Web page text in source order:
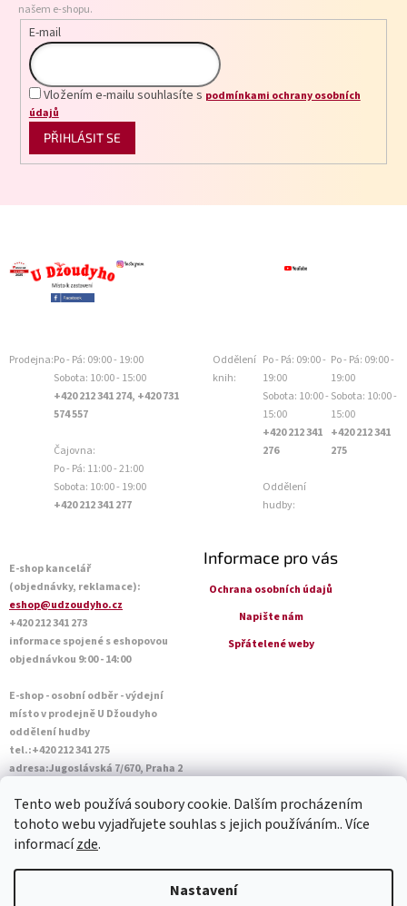
Tento web používá soubory cookie. Dalším procházením
tohoto webu vyjadřujete souhlas s jejich používáním.. Více
informacízde.
Nastavení
našem e-shopu.
E-mail
Vložením e-mailu souhlasíte s podmínkami ochrany osobních
údajů
PŘIHLÁSIT SE
Prodejna:Po - Pá: 09:00 - 19:00
Sobota: 10:00 - 15:00
+420 212 341 274, +420 731
574 557
Čajovna:
Po - Pá: 11:00 - 21:00
Sobota: 10:00 - 19:00
+420 212 341 277
Oddělení
knih:
Po - Pá: 09:00 -
19:00
Sobota: 10:00 -
15:00
+420 212 341
276
Oddělení
hudby:
Po - Pá: 09:00 -
19:00
Sobota: 10:00 -
15:00
+420 212 341
275
E-shop kancelář
(objednávky, reklamace):
eshop@udzoudyho.cz
+420 212 341 273
informace spojené s eshopovou
objednávkou 9:00 - 14:00
E-shop - osobní odběr - výdejní
místo v prodejně U Džoudyho
oddělení hudby
tel.:+420 212 341 275
adresa:Jugoslávská 7/670, Praha 2
Sobota: 10:00 - 14:45
Informace pro vás
Ochrana osobních údajů
Napište nám
Spřátelené weby